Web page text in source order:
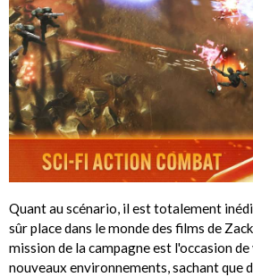
Quant au scénario, il est totalement
sûr place dans le monde des films de
mission de la campagne est l'occasion
nouveaux environnements, sachant que